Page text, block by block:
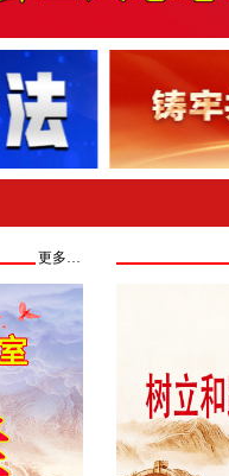
更多…